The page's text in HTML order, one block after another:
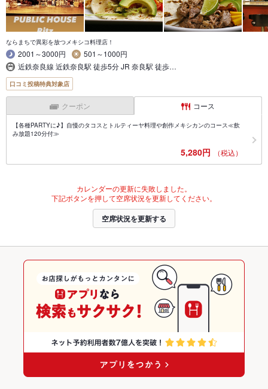
ならまちで異彩を放つメキシコ料理店！
2001～3000円
501～1000円
近鉄奈良線 近鉄奈良駅 徒歩5分 JR 奈良駅 徒歩…
口コミ投稿特典対象店
クーポン コース
【各種PARTYに♪】自慢のタコスとトルティーヤ料理や創作メキシカンのコース≪飲
み放題120分付≫
5,280円 （税込）
カレンダーの更新に失敗しました。
下記ボタンを押して空席状況を更新してください。
空席状況を更新する